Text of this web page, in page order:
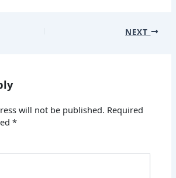
NEXT
will not be published. Required
*